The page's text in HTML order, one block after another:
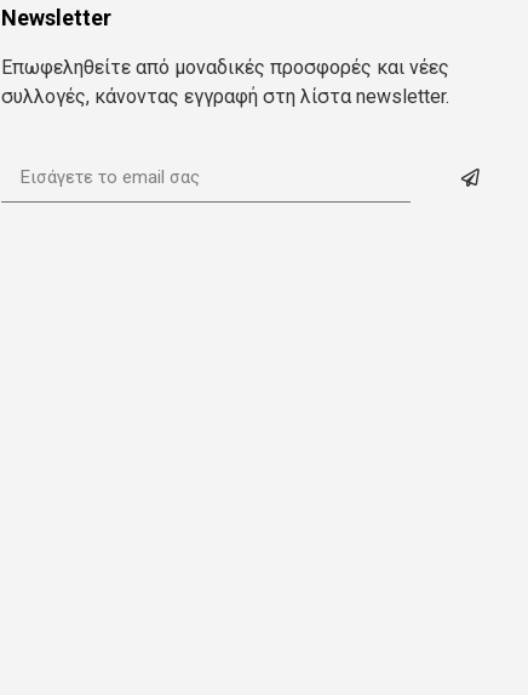
Newsletter
Επωφεληθείτε από μοναδικές προσφορές και νέες
συλλογές, κάνοντας εγγραφή στη λίστα newsletter.